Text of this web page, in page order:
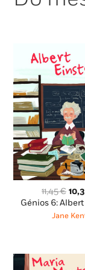
11,45€ O
Génios 6:
Jane